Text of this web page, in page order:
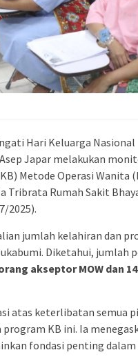
Hari Keluarga Nasional
Asep Japar melakukan
Metode Operasi Wanita
Tribrata Rumah Sakit
2025).
jumlah kelahiran dan
Diketahui, jumlah
akseptor MOW dan
atas keterlibatan semua
KB ini. Ia
fondasi penting